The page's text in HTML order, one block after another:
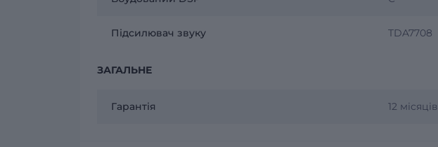
Підсилювач звуку TDA7708
ЗАГАЛЬНЕ
Гарантія 12 місяців